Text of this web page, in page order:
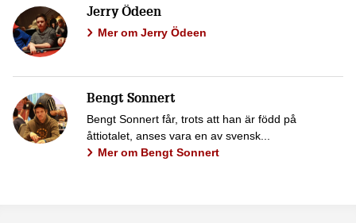
Jerry Ödeen
Mer om Jerry Ödeen
Bengt Sonnert
Bengt Sonnert får, trots att han är född på
åttiotalet, anses vara en av svensk...
Mer om Bengt Sonnert